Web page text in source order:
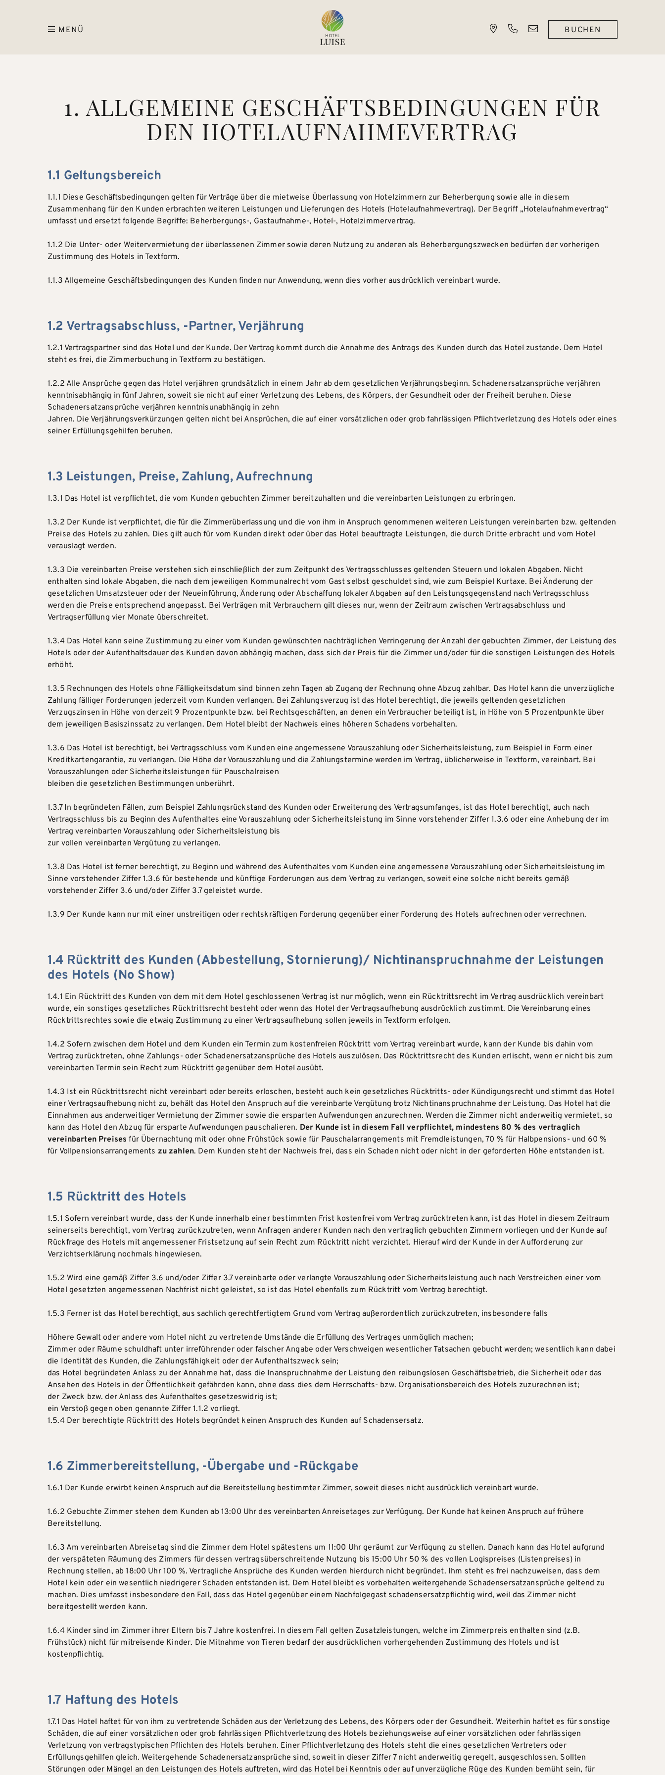
MENÜ BUCHEN
1. ALLGEMEINE GESCHÄFTSBEDINGUNGEN FÜR
DEN HOTELAUFNAHMEVERTRAG
1.1 Geltungsbereich
1.1.1 Diese Geschäftsbedingungen gelten für Verträge über die mietweise Überlassung von Hotelzimmern zur Beherbergung sowie alle in diesem
Zusammenhang für den Kunden erbrachten weiteren Leistungen und Lieferungen des Hotels (Hotelaufnahmevertrag). Der Begriff „Hotelaufnahmevertrag“
umfasst und ersetzt folgende Begriffe: Beherbergungs-, Gastaufnahme-, Hotel-, Hotelzimmervertrag.
1.1.2 Die Unter- oder Weitervermietung der überlassenen Zimmer sowie deren Nutzung zu anderen als Beherbergungszwecken bedürfen der vorherigen
Zustimmung des Hotels in Textform.
1.1.3 Allgemeine Geschäftsbedingungen des Kunden finden nur Anwendung, wenn dies vorher ausdrücklich vereinbart wurde.
1.2 Vertragsabschluss, -Partner, Verjährung
1.2.1 Vertragspartner sind das Hotel und der Kunde. Der Vertrag kommt durch die Annahme des Antrags des Kunden durch das Hotel zustande. Dem Hotel
steht es frei, die Zimmerbuchung in Textform zu bestätigen.
1.2.2 Alle Ansprüche gegen das Hotel verjähren grundsätzlich in einem Jahr ab dem gesetzlichen Verjährungsbeginn. Schadenersatzansprüche verjähren
kenntnisabhängig in fünf Jahren, soweit sie nicht auf einer Verletzung des Lebens, des Körpers, der Gesundheit oder der Freiheit beruhen. Diese
Schadenersatzansprüche verjähren kenntnisunabhängig in zehn
Jahren. Die Verjährungsverkürzungen gelten nicht bei Ansprüchen, die auf einer vorsätzlichen oder grob fahrlässigen Pflichtverletzung des Hotels oder eines
seiner Erfüllungsgehilfen beruhen.
1.3 Leistungen, Preise, Zahlung, Aufrechnung
1.3.1 Das Hotel ist verpflichtet, die vom Kunden gebuchten Zimmer bereitzuhalten und die vereinbarten Leistungen zu erbringen.
1.3.2 Der Kunde ist verpflichtet, die für die Zimmerüberlassung und die von ihm in Anspruch genommenen weiteren Leistungen vereinbarten bzw. geltenden
Preise des Hotels zu zahlen. Dies gilt auch für vom Kunden direkt oder über das Hotel beauftragte Leistungen, die durch Dritte erbracht und vom Hotel
verauslagt werden.
1.3.3 Die vereinbarten Preise verstehen sich einschließlich der zum Zeitpunkt des Vertragsschlusses geltenden Steuern und lokalen Abgaben. Nicht
enthalten sind lokale Abgaben, die nach dem jeweiligen Kommunalrecht vom Gast selbst geschuldet sind, wie zum Beispiel Kurtaxe. Bei Änderung der
gesetzlichen Umsatzsteuer oder der Neueinführung, Änderung oder Abschaffung lokaler Abgaben auf den Leistungsgegenstand nach Vertragsschluss
werden die Preise entsprechend angepasst. Bei Verträgen mit Verbrauchern gilt dieses nur, wenn der Zeitraum zwischen Vertragsabschluss und
Vertragserfüllung vier Monate überschreitet.
1.3.4 Das Hotel kann seine Zustimmung zu einer vom Kunden gewünschten nachträglichen Verringerung der Anzahl der gebuchten Zimmer, der Leistung des
Hotels oder der Aufenthaltsdauer des Kunden davon abhängig machen, dass sich der Preis für die Zimmer und/oder für die sonstigen Leistungen des Hotels
erhöht.
1.3.5 Rechnungen des Hotels ohne Fälligkeitsdatum sind binnen zehn Tagen ab Zugang der Rechnung ohne Abzug zahlbar. Das Hotel kann die unverzügliche
Zahlung fälliger Forderungen jederzeit vom Kunden verlangen. Bei Zahlungsverzug ist das Hotel berechtigt, die jeweils geltenden gesetzlichen
Verzugszinsen in Höhe von derzeit 9 Prozentpunkte bzw. bei Rechtsgeschäften, an denen ein Verbraucher beteiligt ist, in Höhe von 5 Prozentpunkte über
dem jeweiligen Basiszinssatz zu verlangen. Dem Hotel bleibt der Nachweis eines höheren Schadens vorbehalten.
1.3.6 Das Hotel ist berechtigt, bei Vertragsschluss vom Kunden eine angemessene Vorauszahlung oder Sicherheitsleistung, zum Beispiel in Form einer
Kreditkartengarantie, zu verlangen. Die Höhe der Vorauszahlung und die Zahlungstermine werden im Vertrag, üblicherweise in Textform, vereinbart. Bei
Vorauszahlungen oder Sicherheitsleistungen für Pauschalreisen
bleiben die gesetzlichen Bestimmungen unberührt.
1.3.7 In begründeten Fällen, zum Beispiel Zahlungsrückstand des Kunden oder Erweiterung des Vertragsumfanges, ist das Hotel berechtigt, auch nach
Vertragsschluss bis zu Beginn des Aufenthaltes eine Vorauszahlung oder Sicherheitsleistung im Sinne vorstehender Ziffer 1.3.6 oder eine Anhebung der im
Vertrag vereinbarten Vorauszahlung oder Sicherheitsleistung bis
zur vollen vereinbarten Vergütung zu verlangen.
1.3.8 Das Hotel ist ferner berechtigt, zu Beginn und während des Aufenthaltes vom Kunden eine angemessene Vorauszahlung oder Sicherheitsleistung im
Sinne vorstehender Ziffer 1.3.6 für bestehende und künftige Forderungen aus dem Vertrag zu verlangen, soweit eine solche nicht bereits gemäß
vorstehender Ziffer 3.6 und/oder Ziffer 3.7 geleistet wurde.
1.3.9 Der Kunde kann nur mit einer unstreitigen oder rechtskräftigen Forderung gegenüber einer Forderung des Hotels aufrechnen oder verrechnen.
1.4 Rücktritt des Kunden (Abbestellung, Stornierung)/ Nichtinanspruchnahme der Leistungen
des Hotels (No Show)
1.4.1 Ein Rücktritt des Kunden von dem mit dem Hotel geschlossenen Vertrag ist nur möglich, wenn ein Rücktrittsrecht im Vertrag ausdrücklich vereinbart
wurde, ein sonstiges gesetzliches Rücktrittsrecht besteht oder wenn das Hotel der Vertragsaufhebung ausdrücklich zustimmt. Die Vereinbarung eines
Rücktrittsrechtes sowie die etwaig Zustimmung zu einer Vertragsaufhebung sollen jeweils in Textform erfolgen.
1.4.2 Sofern zwischen dem Hotel und dem Kunden ein Termin zum kostenfreien Rücktritt vom Vertrag vereinbart wurde, kann der Kunde bis dahin vom
Vertrag zurücktreten, ohne Zahlungs- oder Schadenersatzansprüche des Hotels auszulösen. Das Rücktrittsrecht des Kunden erlischt, wenn er nicht bis zum
vereinbarten Termin sein Recht zum Rücktritt gegenüber dem Hotel ausübt.
1.4.3 Ist ein Rücktrittsrecht nicht vereinbart oder bereits erloschen, besteht auch kein gesetzliches Rücktritts- oder Kündigungsrecht und stimmt das Hotel
einer Vertragsaufhebung nicht zu, behält das Hotel den Anspruch auf die vereinbarte Vergütung trotz Nichtinanspruchnahme der Leistung. Das Hotel hat die
Einnahmen aus anderweitiger Vermietung der Zimmer sowie die ersparten Aufwendungen anzurechnen. Werden die Zimmer nicht anderweitig vermietet, so
kann das Hotel den Abzug für ersparte Aufwendungen pauschalieren. Der Kunde ist in diesem Fall verpflichtet, mindestens 80 % des vertraglich
vereinbarten Preises für Übernachtung mit oder ohne Frühstück sowie für Pauschalarrangements mit Fremdleistungen, 70 % für Halbpensions- und 60 %
für Vollpensionsarrangements zu zahlen. Dem Kunden steht der Nachweis frei, dass ein Schaden nicht oder nicht in der geforderten Höhe entstanden ist.
1.5 Rücktritt des Hotels
1.5.1 Sofern vereinbart wurde, dass der Kunde innerhalb einer bestimmten Frist kostenfrei vom Vertrag zurücktreten kann, ist das Hotel in diesem Zeitraum
seinerseits berechtigt, vom Vertrag zurückzutreten, wenn Anfragen anderer Kunden nach den vertraglich gebuchten Zimmern vorliegen und der Kunde auf
Rückfrage des Hotels mit angemessener Fristsetzung auf sein Recht zum Rücktritt nicht verzichtet. Hierauf wird der Kunde in der Aufforderung zur
Verzichtserklärung nochmals hingewiesen.
1.5.2 Wird eine gemäß Ziffer 3.6 und/oder Ziffer 3.7 vereinbarte oder verlangte Vorauszahlung oder Sicherheitsleistung auch nach Verstreichen einer vom
Hotel gesetzten angemessenen Nachfrist nicht geleistet, so ist das Hotel ebenfalls zum Rücktritt vom Vertrag berechtigt.
1.5.3 Ferner ist das Hotel berechtigt, aus sachlich gerechtfertigtem Grund vom Vertrag außerordentlich zurückzutreten, insbesondere falls
Höhere Gewalt oder andere vom Hotel nicht zu vertretende Umstände die Erfüllung des Vertrages unmöglich machen;
Zimmer oder Räume schuldhaft unter irreführender oder falscher Angabe oder Verschweigen wesentlicher Tatsachen gebucht werden; wesentlich kann dabei
die Identität des Kunden, die Zahlungsfähigkeit oder der Aufenthaltszweck sein;
das Hotel begründeten Anlass zu der Annahme hat, dass die Inanspruchnahme der Leistung den reibungslosen Geschäftsbetrieb, die Sicherheit oder das
Ansehen des Hotels in der Öffentlichkeit gefährden kann, ohne dass dies dem Herrschafts- bzw. Organisationsbereich des Hotels zuzurechnen ist;
der Zweck bzw. der Anlass des Aufenthaltes gesetzeswidrig ist;
ein Verstoß gegen oben genannte Ziffer 1.1.2 vorliegt.
1.5.4 Der berechtigte Rücktritt des Hotels begründet keinen Anspruch des Kunden auf Schadensersatz.
1.6 Zimmerbereitstellung, -Übergabe und -Rückgabe
1.6.1 Der Kunde erwirbt keinen Anspruch auf die Bereitstellung bestimmter Zimmer, soweit dieses nicht ausdrücklich vereinbart wurde.
1.6.2 Gebuchte Zimmer stehen dem Kunden ab 13:00 Uhr des vereinbarten Anreisetages zur Verfügung. Der Kunde hat keinen Anspruch auf frühere
Bereitstellung.
1.6.3 Am vereinbarten Abreisetag sind die Zimmer dem Hotel spätestens um 11:00 Uhr geräumt zur Verfügung zu stellen. Danach kann das Hotel aufgrund
der verspäteten Räumung des Zimmers für dessen vertragsüberschreitende Nutzung bis 15:00 Uhr 50 % des vollen Logispreises (Listenpreises) in
Rechnung stellen, ab 18:00 Uhr 100 %. Vertragliche Ansprüche des Kunden werden hierdurch nicht begründet. Ihm steht es frei nachzuweisen, dass dem
Hotel kein oder ein wesentlich niedrigerer Schaden entstanden ist. Dem Hotel bleibt es vorbehalten weitergehende Schadensersatzansprüche geltend zu
machen. Dies umfasst insbesondere den Fall, dass das Hotel gegenüber einem Nachfolgegast schadensersatzpflichtig wird, weil das Zimmer nicht
bereitgestellt werden kann.
1.6.4 Kinder sind im Zimmer ihrer Eltern bis 7 Jahre kostenfrei. In diesem Fall gelten Zusatzleistungen, welche im Zimmerpreis enthalten sind (z.B.
Frühstück) nicht für mitreisende Kinder. Die Mitnahme von Tieren bedarf der ausdrücklichen vorhergehenden Zustimmung des Hotels und ist
kostenpflichtig.
1.7 Haftung des Hotels
1.7.1 Das Hotel haftet für von ihm zu vertretende Schäden aus der Verletzung des Lebens, des Körpers oder der Gesundheit. Weiterhin haftet es für sonstige
Schäden, die auf einer vorsätzlichen oder grob fahrlässigen Pflichtverletzung des Hotels beziehungsweise auf einer vorsätzlichen oder fahrlässigen
Verletzung von vertragstypischen Pflichten des Hotels beruhen. Einer Pflichtverletzung des Hotels steht die eines gesetzlichen Vertreters oder
Erfüllungsgehilfen gleich. Weitergehende Schadenersatzansprüche sind, soweit in dieser Ziffer 7 nicht anderweitig geregelt, ausgeschlossen. Sollten
Störungen oder Mängel an den Leistungen des Hotels auftreten, wird das Hotel bei Kenntnis oder auf unverzügliche Rüge des Kunden bemüht sein, für